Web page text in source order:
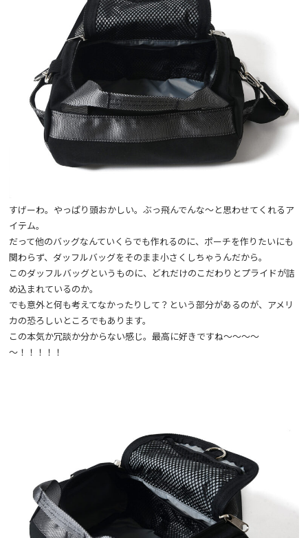
すげーわ。やっぱり頭おかしい。ぶっ飛んでんな～と思わせてくれるア
イテム。
だって他のバッグなんていくらでも作れるのに、ポーチを作りたいにも
関わらず、ダッフルバッグをそのまま小さくしちゃうんだから。
このダッフルバッグというものに、どれだけのこだわりとプライドが詰
め込まれているのか。
でも意外と何も考えてなかったりして？という部分があるのが、アメリ
カの恐ろしいところでもあります。
この本気か冗談か分からない感じ。最高に好きですね～～～～
～！！！！！